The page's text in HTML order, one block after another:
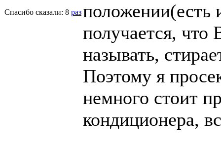
Спасибо сказали: 8 разположении(есть
получается, что
называть,
Поэтому я
немного стоит
кондиционера,